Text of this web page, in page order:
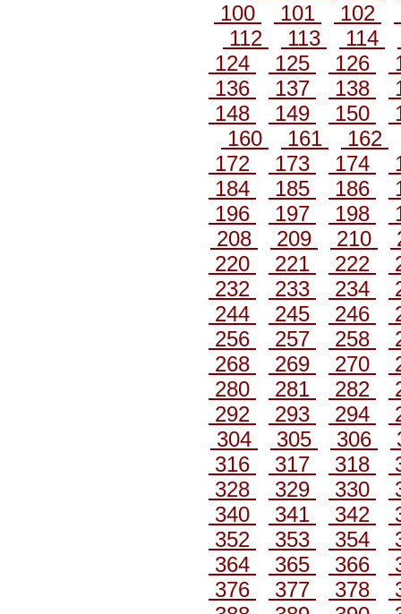
100
101 102
112
113 114
124
125 126
136
137 138
148
149 150
160
161
162
172
173 174
184
185 186
196
197 198
208
209 210
220
221 222
232
233 234
244
245 246
256
257 258
268
269 270
280
281 282
292
293 294
304
305 306
316
317 318
328
329 330
340
341 342
352
353 354
364
365 366
376
377 378